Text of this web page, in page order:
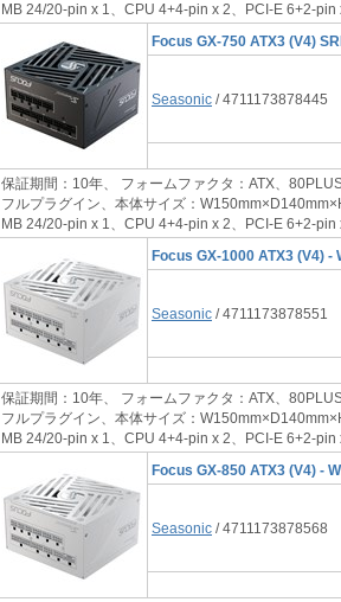
MB 24/20-pin x 1、CPU 4+4-pin x 2、PCI-E 6+2-pin
Focus GX-750 ATX3 (V4)
Seasonic / 4711173878445
保証期間：10年、 フォームファクタ：ATX、
フルプラグイン、本体サイズ：
MB 24/20-pin x 1、CPU 4+4-pin x 2、PCI-E 6+2-pin
Focus GX-1000 ATX3 (V4) -
Seasonic / 4711173878551
保証期間：10年、 フォームファクタ：ATX、
フルプラグイン、本体サイズ：
MB 24/20-pin x 1、CPU 4+4-pin x 2、PCI-E 6+2-pin
Focus GX-850 ATX3 (V4) -
Seasonic / 4711173878568